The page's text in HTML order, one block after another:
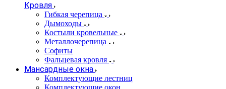
Кровля
Гибкая черепица
Дымоходы
Костыли кровельные
Металлочерепица
Софиты
Фальцевая кровля
Мансардные окна
Комплектующие лестниц
Комплектующие окон